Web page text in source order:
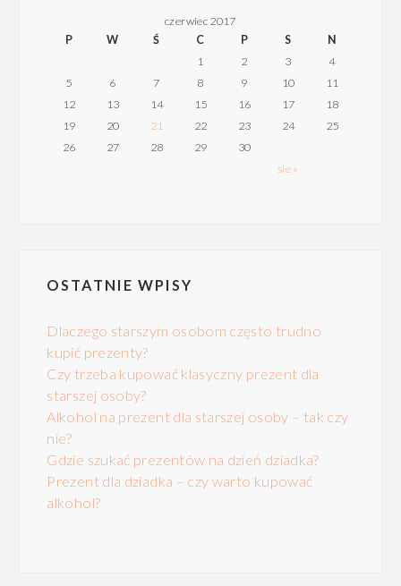
czerwiec 2017
P
W Ś C P S N
sie »
1 2 3
4
5
6 7 8 9 10
11
12
13 14 15 16 17
18
19
20 21 22 23 24
25
26
27 28 29 30
OSTATNIE WPISY
Dlaczego starszym osobom często trudno
kupić prezenty?
Czy trzeba kupować klasyczny prezent dla
starszej osoby?
Alkohol na prezent dla starszej osoby – tak czy
nie?
Gdzie szukać prezentów na dzień dziadka?
Prezent dla dziadka – czy warto kupować
alkohol?